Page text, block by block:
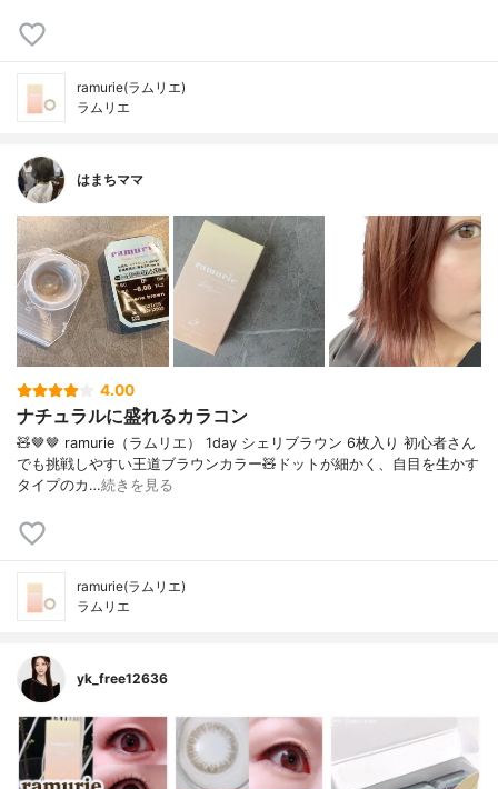
ramurie(ラムリエ)
ラムリエ
はまちママ
4.00
ナチュラルに盛れるカラコン
🧸🤎🤎 ramurie（ラムリエ） 1day シェリブラウン 6枚入り 初心者さん
でも挑戦しやすい王道ブラウンカラー🧸‪ドットが細かく、自目を生かす
タイプのカ…続きを見る
ramurie(ラムリエ)
ラムリエ
yk_free12636